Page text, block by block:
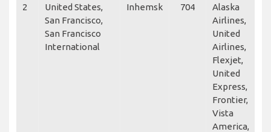
2
United States,
San Francisco,
San Francisco
International
Inhemsk 704
Alaska
Airlines,
United
Airlines,
Flexjet,
United
Express,
Frontier,
Vista
America,